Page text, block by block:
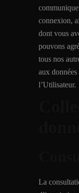
connexion,
dont vous
pouvons
tous nos
aux
l’Utilisateur.
La